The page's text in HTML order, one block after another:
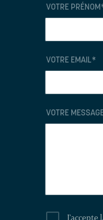
VOTRE PRÉNOM
VOTRE EMAIL*
VOTRE